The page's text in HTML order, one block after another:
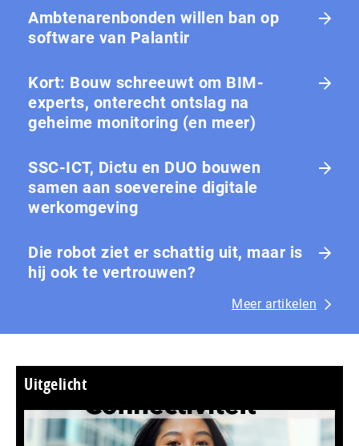
Ambtenarenbonden willen ban op
software van Palantir
Kort: Bouw schreeuwt om BIM-
experts, onterecht ontslag na
geheime monitoring (en meer)
SSC-ICT, Dictu en DUO bouwen
samen aan soevereine digitale
werkomgeving
Die robot ziet er schattig uit, maar is
hij ook te vertrouwen?
Meer artikelen
Uitgelicht